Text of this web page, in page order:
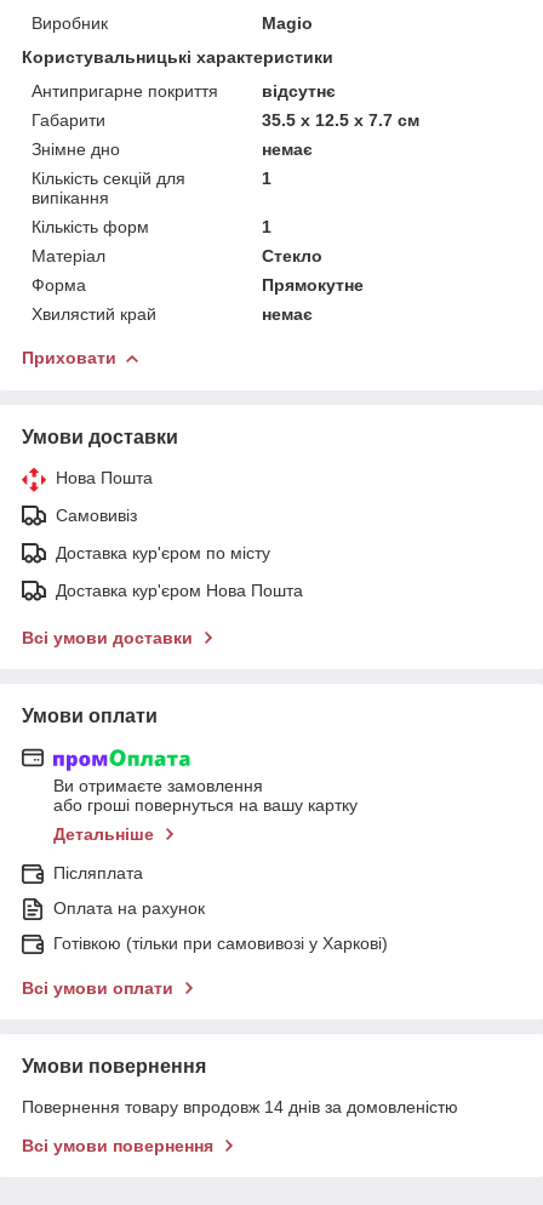
Виробник
Magio
Користувальницькі характеристики
Антипригарне покриття
відсутнє
Габарити
35.5 х 12.5 х 7.7 см
Знімне дно
немає
Кількість секцій для
випікання
1
Кількість форм
1
Матеріал
Стекло
Форма
Прямокутне
Хвилястий край
немає
Приховати
Умови доставки
Нова Пошта
Самовивіз
Доставка кур'єром по місту
Доставка кур'єром Нова Пошта
Всі умови доставки
Умови оплати
Ви отримаєте замовлення
або гроші повернуться на вашу картку
Детальніше
Післяплата
Оплата на рахунок
Готівкою (тільки при самовивозі у Харкові)
Всі умови оплати
Умови повернення
Повернення товару впродовж 14 днів за домовленістю
Всі умови повернення